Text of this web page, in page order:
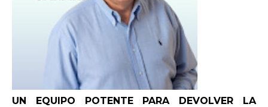
UN EQUIPO POTENTE PARA DEVOLVER LA